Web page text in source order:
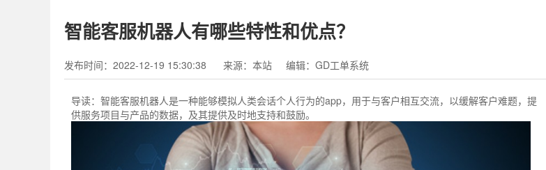
智能客服机器人有哪些特性和优点？
发布时间：2022-12-19 15:30:38 来源：本站 编辑：GD工单系统
导读： 智能客服机器人​是一种能够模拟人类会话个人行为的app，用于与客户相互交流，以缓解客户难题，提
供服务项目与产品的数据，及其提供及时地支持和鼓励。